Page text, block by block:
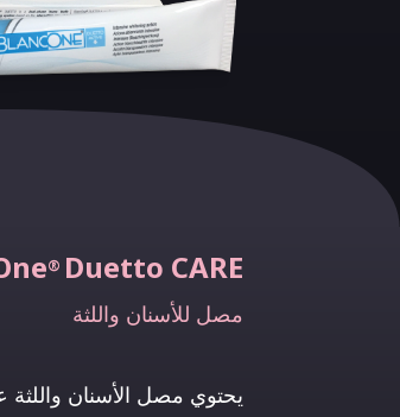
® Duetto CARE
مصل للأسنان واللثة
يحتوي مصل الأسنان